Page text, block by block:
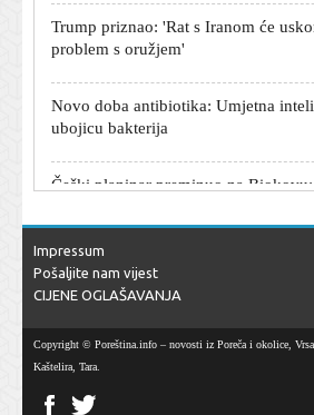
problem s oružjem'
ubojicu bakterija
mogao spasiti
Ključni minerali ruše rekorde: Cijena
porasla je za 622 posto
Zendaya i Tom Holland konačno
vjenčanje: Okupili najbliže na
Engleskoj
Impressum
Pošaljite nam vijest
CIJENE OGLAŠAVANJA
Copyright © Poreština.info – novosti iz Poreča i okolice,
Kaštelira, Tara.